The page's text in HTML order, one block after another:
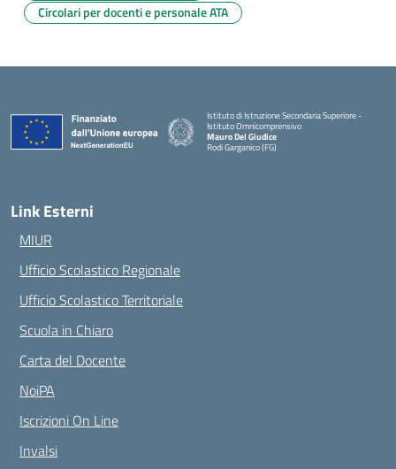
Circolari per docenti e personale ATA
Istituto di Istruzione Secondaria Superiore -
Istituto Omnicomprensivo
Mauro Del Giudice
Rodi Garganico (FG)
— Visita la pagina iniziale della scuola
Link Esterni
MIUR
Ufficio Scolastico Regionale
Ufficio Scolastico Territoriale
Scuola in Chiaro
Carta del Docente
NoiPA
Iscrizioni On Line
Invalsi